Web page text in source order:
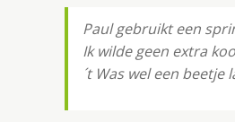
Paul gebruikt een
Ik wilde geen extra
´t Was wel een